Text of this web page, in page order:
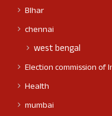
BIhar
chennai
west bengal
Election commission of
Health
mumbai